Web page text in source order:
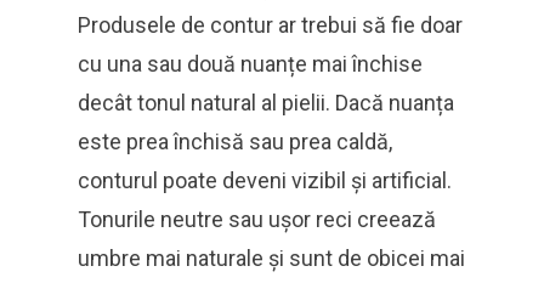
Produsele de contur ar trebui să fie doar
cu una sau două nuanțe mai închise
decât tonul natural al pielii. Dacă nuanța
este prea închisă sau prea caldă,
conturul poate deveni vizibil și artificial.
Tonurile neutre sau ușor reci creează
umbre mai naturale și sunt de obicei mai